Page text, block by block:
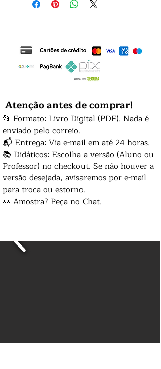
Atenção antes de comprar!
📂 Formato: Livro Digital (PDF). Nada é
enviado pelo correio.
📬 Entrega: Via e-mail em até 24 horas.
📚 Didáticos: Escolha a versão (Aluno ou
Professor) no checkout. Se não houver a
versão desejada, avisaremos por e-mail
para troca ou estorno.
👀 Amostra? Peça no Chat.